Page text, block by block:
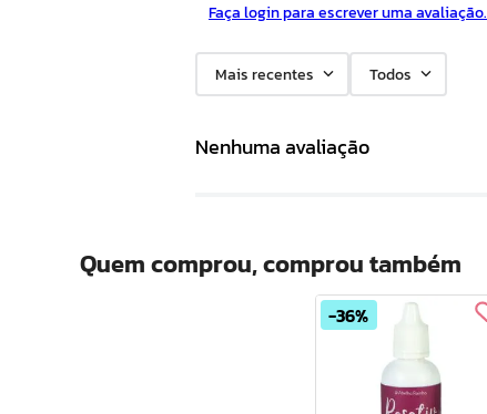
Faça login para escrever uma avaliação.
Mais recentes Todos
Nenhuma avaliação
Quem comprou, comprou também
36%